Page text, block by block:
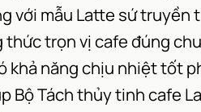
với mẫu Latte sứ truyền
trọn vị cafe đúng
khả năng chịu nhiệt tốt
Bộ Tách thủy tinh cafe